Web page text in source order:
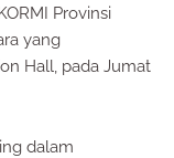
Provinsi
yang
Hall, pada Jumat
dalam